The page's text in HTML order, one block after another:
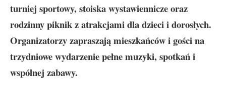
turniej sportowy, stoiska wystawiennicze oraz
rodzinny piknik z atrakcjami dla dzieci i dorosłych.
Organizatorzy zapraszają mieszkańców i gości na
trzydniowe wydarzenie pełne muzyki, spotkań i
wspólnej zabawy.